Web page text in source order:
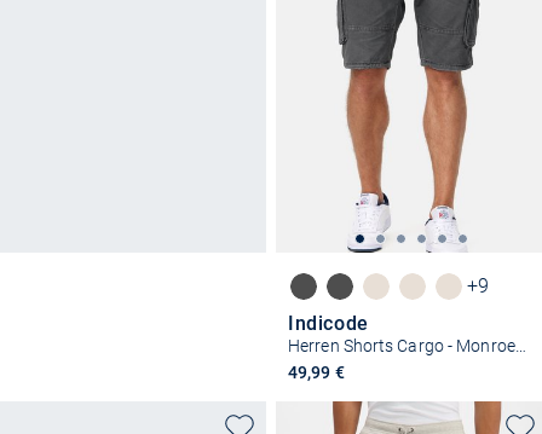
+9
Indicode
Herren Shorts Cargo - Monroe Cargo
49,99 €